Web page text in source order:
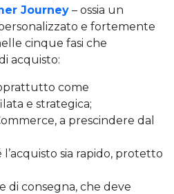
Journey – ossia un
e fortemente
cinque fasi che
acquisto:
come
e strategica;
a prescindere dal
l’acquisto sia rapido, protetto
di consegna, che deve